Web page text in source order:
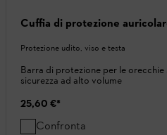
Cuffia di protezione
Protezione udito, viso e testa
Barra di protezione per le
sicurezza ad alto volume
25,60 €*
Confronta